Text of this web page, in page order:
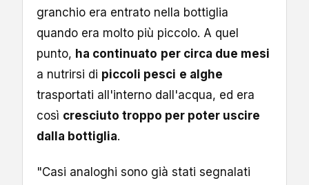
granchio era entrato nella bottiglia
quando era molto più piccolo. A quel
punto, ha continuato per circa due mesi
a nutrirsi di piccoli pesci e alghe
trasportati all'interno dall'acqua, ed era
così cresciuto troppo per poter uscire
dalla bottiglia.
"Casi analoghi sono già stati segnalati